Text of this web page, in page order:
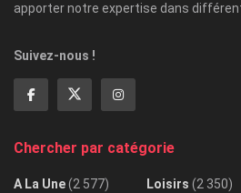
apporter notre expertise dans
Suivez-nous !
Chercher par catégorie
A La Une(2 577)
Loisirs (2 350)